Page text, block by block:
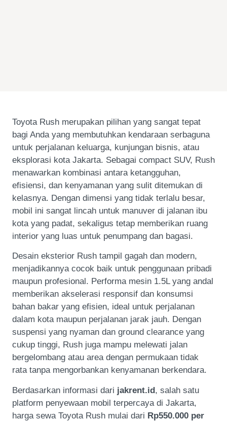
Toyota Rush merupakan pilihan yang sangat tepat
bagi Anda yang membutuhkan kendaraan serbaguna
untuk perjalanan keluarga, kunjungan bisnis, atau
eksplorasi kota Jakarta. Sebagai compact SUV, Rush
menawarkan kombinasi antara ketangguhan,
efisiensi, dan kenyamanan yang sulit ditemukan di
kelasnya. Dengan dimensi yang tidak terlalu besar,
mobil ini sangat lincah untuk manuver di jalanan ibu
kota yang padat, sekaligus tetap memberikan ruang
interior yang luas untuk penumpang dan bagasi.
Desain eksterior Rush tampil gagah dan modern,
menjadikannya cocok baik untuk penggunaan pribadi
maupun profesional. Performa mesin 1.5L yang andal
memberikan akselerasi responsif dan konsumsi
bahan bakar yang efisien, ideal untuk perjalanan
dalam kota maupun perjalanan jarak jauh. Dengan
suspensi yang nyaman dan ground clearance yang
cukup tinggi, Rush juga mampu melewati jalan
bergelombang atau area dengan permukaan tidak
rata tanpa mengorbankan kenyamanan berkendara.
Berdasarkan informasi dari jakrent.id, salah satu
platform penyewaan mobil terpercaya di Jakarta,
harga sewa Toyota Rush mulai dari Rp550.000 per